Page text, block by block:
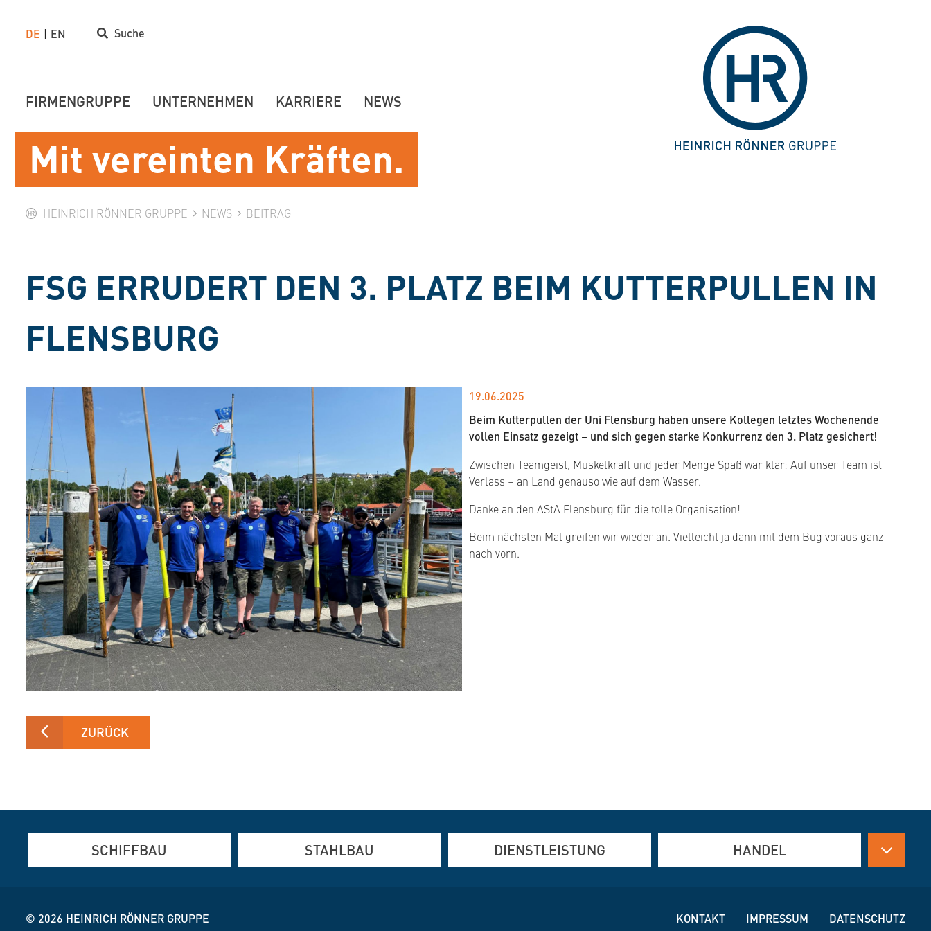
HEINRICH RÖNNER GRUPPE NEWS BEITRAG
FSG ERRUDERT DEN 3. PLATZ BEIM KUTTERPULLEN IN
FLENSBURG
19.06.2025
Beim Kutterpullen der Uni Flensburg haben unsere Kollegen letztes Wochenende
vollen Einsatz gezeigt – und sich gegen starke Konkurrenz den 3. Platz gesichert!
Zwischen Teamgeist, Muskelkraft und jeder Menge Spaß war klar: Auf unser Team ist
Verlass – an Land genauso wie auf dem Wasser.
Danke an den AStA Flensburg für die tolle Organisation!
Beim nächsten Mal greifen wir wieder an. Vielleicht ja dann mit dem Bug voraus ganz
nach vorn.
ZURÜCK
SCHIFFBAU
Brennschneiden und Verformen
STAHLBAU DIENSTLEISTUNG HANDEL
Armaturen
© 2026 HEINRICH RÖNNER GRUPPE KONTAKT IMPRESSUM DATENSCHUTZ
Mit vereinten Kräften.
DE EN Suche
FIRMENGRUPPE UNTERNEHMEN KARRIERE NEWS